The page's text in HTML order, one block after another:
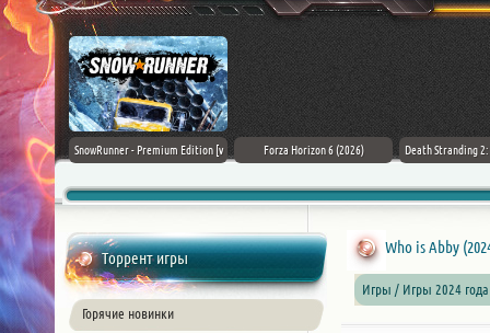
Flag
PC
SnowRunner - Premium Edition [v
Forza Horizon 6 (2026) Death Stranding
Торрент игры
Горячие новинки
Who is Abby
Игры / Игры 2024